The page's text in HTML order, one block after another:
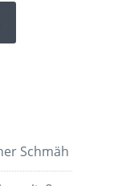
Schmäh